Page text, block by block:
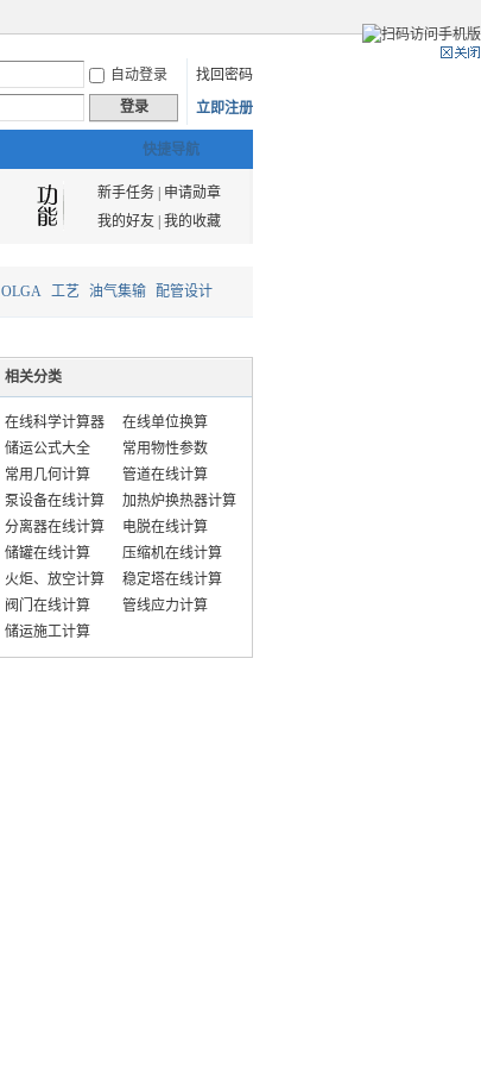
自动登录
找回密码
登录 立即注册
快捷导航
新手任务|
申请勋章
我的好友| 我的收藏
OLGA 工艺 油气集输 配管设计
相关分类
在线科学计算器
在线单位换算
储运公式大全
常用物性参数
常用几何计算
管道在线计算
泵设备在线计算
加热炉换热器计算
分离器在线计算
电脱在线计算
储罐在线计算
压缩机在线计算
火炬、放空计算
稳定塔在线计算
阀门在线计算
管线应力计算
储运施工计算